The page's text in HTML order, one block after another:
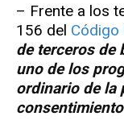
– Frente a los
156 del Código
de terceros de
uno de los
ordinario de la